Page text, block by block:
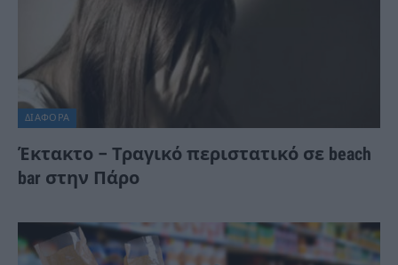
ΔΙΆΦΟΡΑ
Έκτακτο – Τραγικό περιστατικό σε beach
bar στην Πάρο